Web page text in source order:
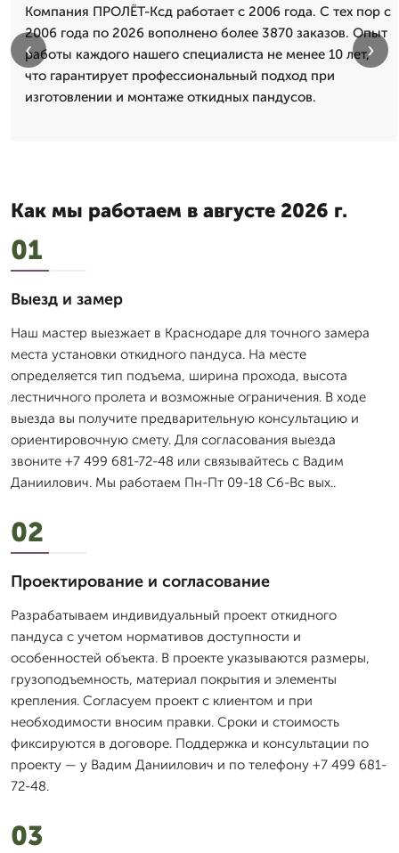
Компания ПРОЛЁТ-Ксд работает с 2006 года. С тех пор с
2006 года по 2026 вополнено более 3870 заказов. Опыт
работы каждого нашего специалиста не менее 10 лет,
что гарантирует профессиональный подход при
изготовлении и монтаже откидных пандусов.
‹ ›
Как мы работаем в августе 2026 г.
01
Выезд и замер
Наш мастер выезжает в Краснодаре для точного замера
места установки откидного пандуса. На месте
определяется тип подъема, ширина прохода, высота
лестничного пролета и возможные ограничения. В ходе
выезда вы получите предварительную консультацию и
ориентировочную смету. Для согласования выезда
звоните +7 499 681-72-48 или связывайтесь с Вадим
Даниилович. Мы работаем Пн-Пт 09-18 Сб-Вс вых..
02
Проектирование и согласование
Разрабатываем индивидуальный проект откидного
пандуса с учетом нормативов доступности и
особенностей объекта. В проекте указываются размеры,
грузоподъемность, материал покрытия и элементы
крепления. Согласуем проект с клиентом и при
необходимости вносим правки. Сроки и стоимость
фиксируются в договоре. Поддержка и консультации по
проекту — у Вадим Даниилович и по телефону +7 499 681-
72-48.
03